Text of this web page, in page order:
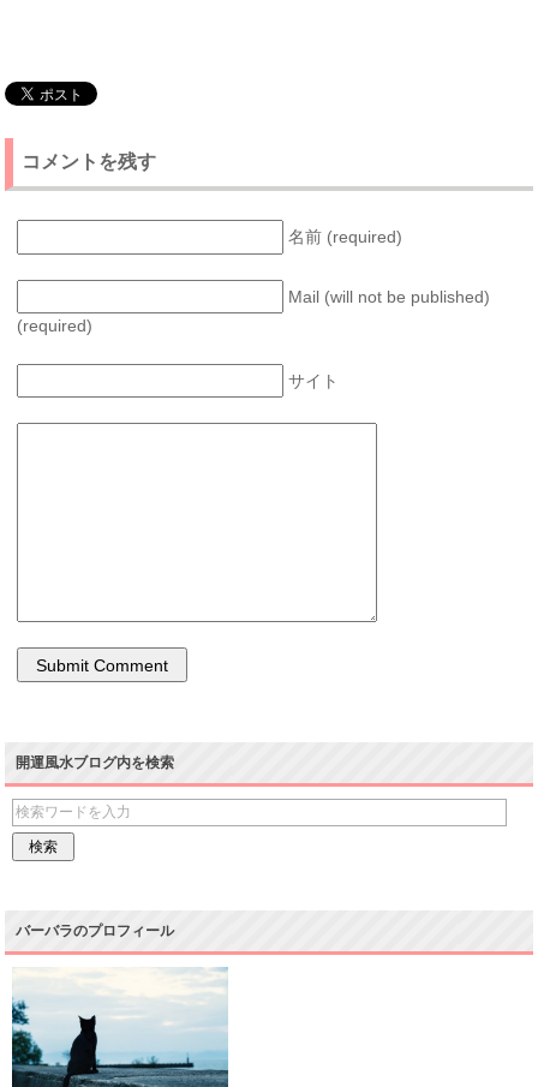
コメントを残す
名前 (required)
Mail (will not be published)
(required)
サイト
開運風水ブログ内を検索
バーバラのプロフィール